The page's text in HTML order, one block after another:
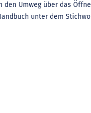
Umweg über das
unter dem